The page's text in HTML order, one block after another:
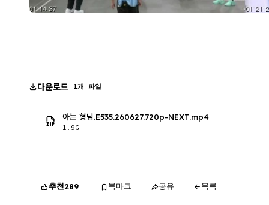
다운로드 1개 파일
아는 형님.E535.260627.720p-NEXT.mp4
1.9G
추천289 북마크 공유 목록